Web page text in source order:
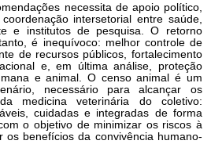
necessita de apoio político,
intersetorial entre saúde,
e institutos de pesquisa. O retorno
é inequívoco: melhor controle de
de recursos públicos, fortalecimento
e, em última análise, proteção
e animal. O censo animal é um
necessário para alcançar os
medicina veterinária do coletivo:
cuidadas e integradas de forma
o objetivo de minimizar os riscos à
os benefícios da convivência humano-